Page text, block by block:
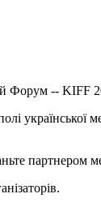
Форум -- KIFF
партнером